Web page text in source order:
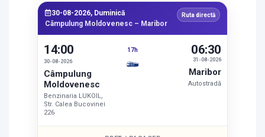
30-08-2026, Duminică
Câmpulung Moldovenesc – Maribor
Ruta directă
14:00
30-08-2026
Câmpulung
Moldovenesc
Benzinaria LUKOIL,
Str. Calea Bucovinei
226
17h
31-08-2026
06:30
Maribor
Autostradă